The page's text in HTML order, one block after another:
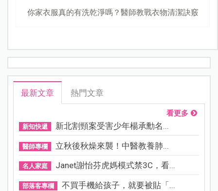
你家衣服真的有洗乾淨嗎？醫師教戰衣物清潔訣竅
最新文章 熱門文章
看更多
新知快遞 新北割頸案受害少年楊承勳名...
醫師專欄 立秋後秋燥來襲！中醫教養肺...
名人家庭 Janet謝怡芬虎媽模式禁3C，看...
部落客專欄 不買手機給孩子，就要被貼「...